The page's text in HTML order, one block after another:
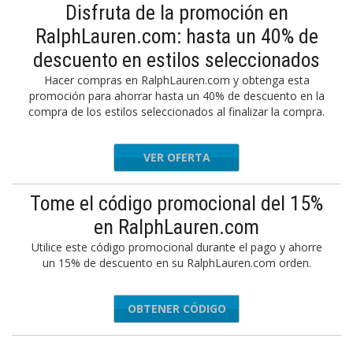
Disfruta de la promoción en
RalphLauren.com: hasta un 40% de
descuento en estilos seleccionados
Hacer compras en RalphLauren.com y obtenga esta
promoción para ahorrar hasta un 40% de descuento en la
compra de los estilos seleccionados al finalizar la compra.
VER OFERTA
Tome el código promocional del 15%
en RalphLauren.com
Utilice este código promocional durante el pago y ahorre
un 15% de descuento en su RalphLauren.com orden.
Q4CX7M3
OBTENER CÓDIGO